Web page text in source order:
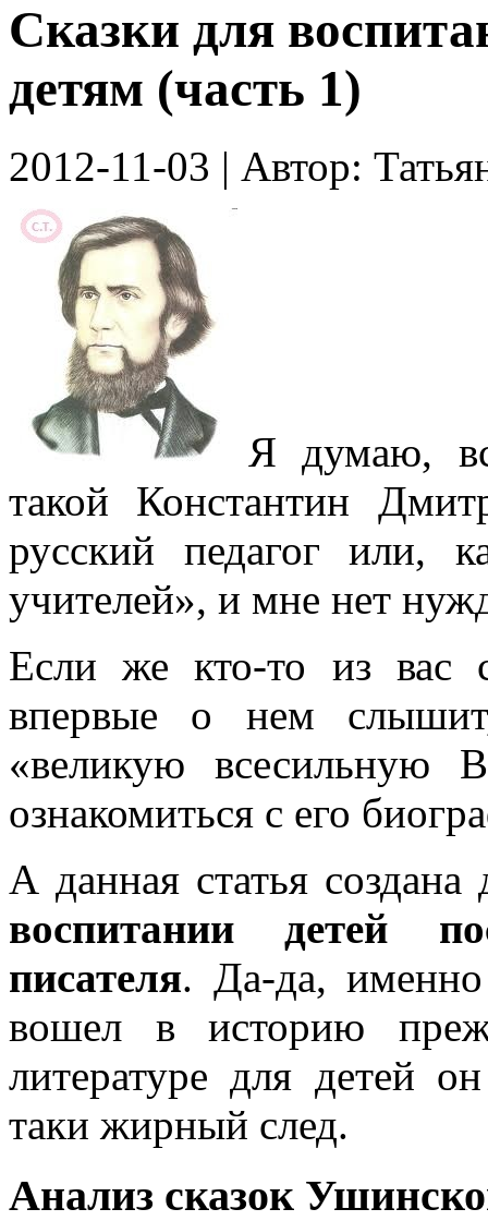
Сказки для
детям (часть 1)
2012-11-03 | Автор:
Я думаю,
такой Константин
русский педагог или,
учителей», и мне нет
Если же кто-то из вас
впервые о нем
«великую всесильную
ознакомиться с его
А данная статья
воспитании детей
писателя. Да-да,
вошел в историю
литературе для детей
таки жирный след.
Анализ сказок